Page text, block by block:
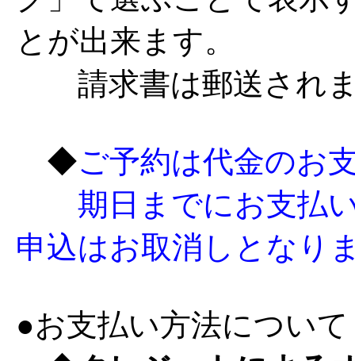
とが出来ます。
請求書は郵送されま
◆ご予約は代金のお
期日までにお支払い
申込はお取消しとなり
●お支払い方法について